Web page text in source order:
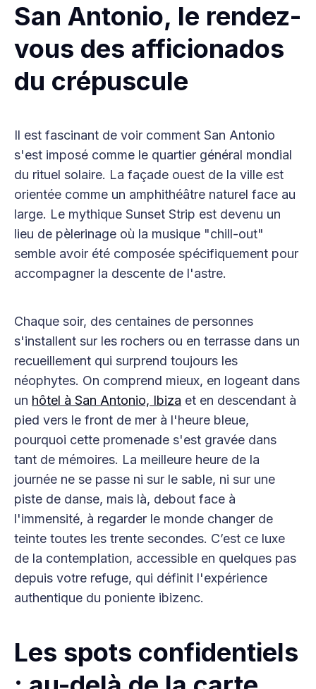
San Antonio, le rendez-
vous des afficionados
du crépuscule
Il est fascinant de voir comment San Antonio
s'est imposé comme le quartier général mondial
du rituel solaire. La façade ouest de la ville est
orientée comme un amphithéâtre naturel face au
large. Le mythique Sunset Strip est devenu un
lieu de pèlerinage où la musique "chill-out"
semble avoir été composée spécifiquement pour
accompagner la descente de l'astre.
Chaque soir, des centaines de personnes
s'installent sur les rochers ou en terrasse dans un
recueillement qui surprend toujours les
néophytes. On comprend mieux, en logeant dans
un hôtel à San Antonio, Ibiza et en descendant à
pied vers le front de mer à l'heure bleue,
pourquoi cette promenade s'est gravée dans
tant de mémoires. La meilleure heure de la
journée ne se passe ni sur le sable, ni sur une
piste de danse, mais là, debout face à
l'immensité, à regarder le monde changer de
teinte toutes les trente secondes. C’est ce luxe
de la contemplation, accessible en quelques pas
depuis votre refuge, qui définit l'expérience
authentique du poniente ibizenc.
Les spots confidentiels